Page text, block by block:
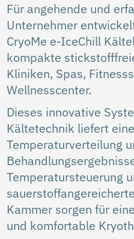
Für angehende und
Unternehmer
CryoMe e-IceChill
kompakte
Kliniken, Spas,
Wellnesscenter.
Dieses innovative
Kältetechnik liefert
Temperaturverteilung
Temperatursteuerung
Kammer sorgen für
und komfortable